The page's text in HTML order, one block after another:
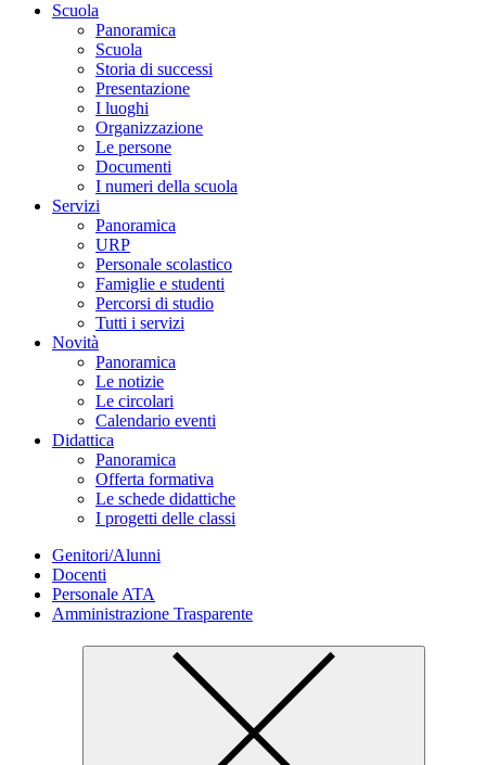
Scuola
Panoramica
Scuola
Storia di successi
Presentazione
I luoghi
Organizzazione
Le persone
Documenti
I numeri della scuola
Servizi
Panoramica
URP
Personale scolastico
Famiglie e studenti
Percorsi di studio
Tutti i servizi
Novità
Panoramica
Le notizie
Le circolari
Calendario eventi
Didattica
Panoramica
Offerta formativa
Le schede didattiche
I progetti delle classi
Genitori/Alunni
Docenti
Personale ATA
Amministrazione Trasparente